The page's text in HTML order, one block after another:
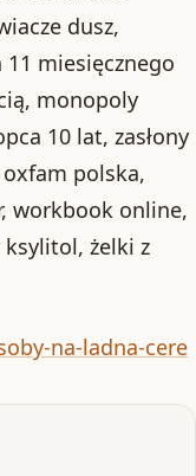
dusz,
11 miesięcznego
monopoly
10 lat, zasłony
polska,
workbook online,
żelki z
na-ladna-cere